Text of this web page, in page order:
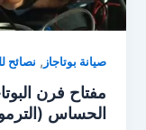
صيانة بوتاجاز , نصائح
​مفتاح فرن
الحساس